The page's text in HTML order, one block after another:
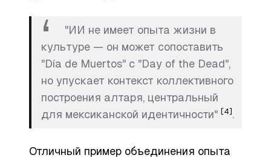
"ИИ не имеет опыта жизни в
культуре — он может сопоставить
"Día de Muertos" с "Day of the Dead",
но упускает контекст коллективного
построения алтаря, центральный
для мексиканской идентичности" [4] .
Отличный пример объединения опыта